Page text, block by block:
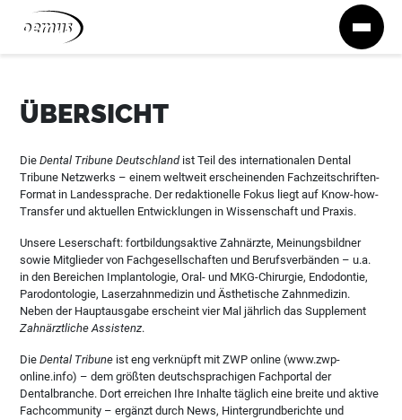
Zum Inhalt springen
ÜBERSICHT
DieDental Tribune Deutschlandist Teil des internationalen Dental
Tribune Netzwerks – einem weltweit erscheinenden Fachzeitschriften-
Format in Landessprache. Der redaktionelle Fokus liegt auf Know-how-
Transfer und aktuellen Entwicklungen in Wissenschaft und Praxis.
Unsere Leserschaft: fortbildungsaktive Zahnärzte, Meinungsbildner
sowie Mitglieder von Fachgesellschaften und Berufsverbänden – u.a.
in den Bereichen Implantologie, Oral- und MKG-Chirurgie, Endodontie,
Parodontologie, Laserzahnmedizin und Ästhetische Zahnmedizin.
Neben der Hauptausgabe erscheint vier Mal jährlich das Supplement
Zahnärztliche Assistenz.
DieDental Tribune ist eng verknüpft mit ZWP online (www.zwp-
online.info) – dem größten deutschsprachigen Fachportal der
Dentalbranche. Dort erreichen Ihre Inhalte täglich eine breite und aktive
Fachcommunity – ergänzt durch News, Hintergrundberichte und